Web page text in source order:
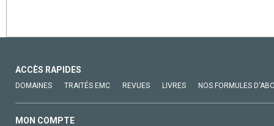
ACCÈS RAPIDES
DOMAINES TRAITÉS EMC REVUES LIVRES NOS FORMULES
MON COMPTE